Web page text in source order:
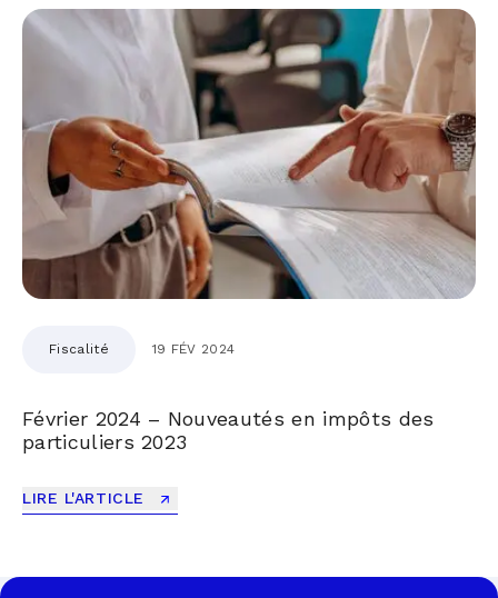
Fiscalité 19 FÉV 2024
Février 2024 – Nouveautés en impôts des
particuliers 2023
LIRE L'ARTICLE